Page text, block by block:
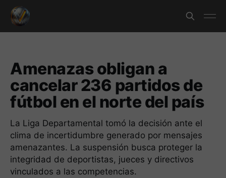
Amenazas obligan a
cancelar 236 partidos de
fútbol en el norte del país
La Liga Departamental tomó la decisión ante el
clima de incertidumbre generado por mensajes
amenazantes. La suspensión busca proteger la
integridad de deportistas, jueces y directivos
vinculados a las competencias.